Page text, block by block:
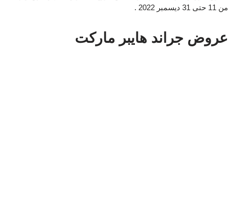
من 11 حتى 31 ديسمبر 2022 .
عروض جراند هايبر ماركت